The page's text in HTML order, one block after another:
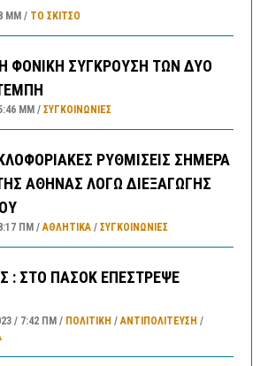
ΜΜ ΤΟ ΣΚΊΤΣΟ
Η ΦΟΝΙΚΗ ΣΥΓΚΡΟΥΣΗ ΤΩΝ ΔΥΟ
ΜΜ ΣΥΓΚΟΙΝΩΝΊΕΣ
ΡΥΘΜΙΣΕΙΣ ΣΗΜΕΡΑ
ΑΘΗΝΑΣ ΛΟΓΩ ΔΙΕΞΑΓΩΓΗΣ
ΠΜ ΑΘΛΗΤΙΚΑ/ ΣΥΓΚΟΙΝΩΝΊΕΣ
: ΣΤΟ ΠΑΣΟΚ ΕΠΕΣΤΡΕΨΕ
7:42 ΠΜ ΠΟΛΙΤΙΚΗ /ΑΝΤΙΠΟΛΊΤΕΥΣΗ /